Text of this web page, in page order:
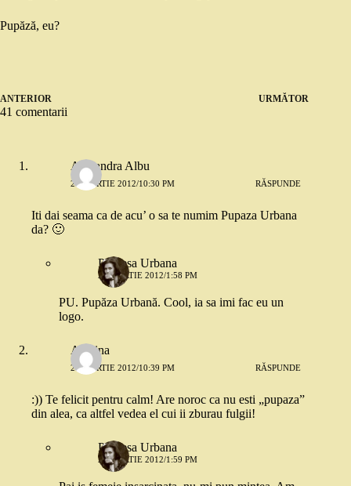
Pupăză, eu?
ANTERIOR URMĂTOR
41 comentarii
Alexandra Albu
21 MARTIE 2012/10:30 PM RĂSPUNDE
Iti dai seama ca de acu’ o sa te numim Pupaza Urbana
da? 🙂
Printesa Urbana
22 MARTIE 2012/1:58 PM
PU. Pupăza Urbană. Cool, ia sa imi fac eu un
logo.
Adelina
21 MARTIE 2012/10:39 PM RĂSPUNDE
:)) Te felicit pentru calm! Are noroc ca nu esti „pupaza”
din alea, ca altfel vedea el cui ii zburau fulgii!
Printesa Urbana
22 MARTIE 2012/1:59 PM